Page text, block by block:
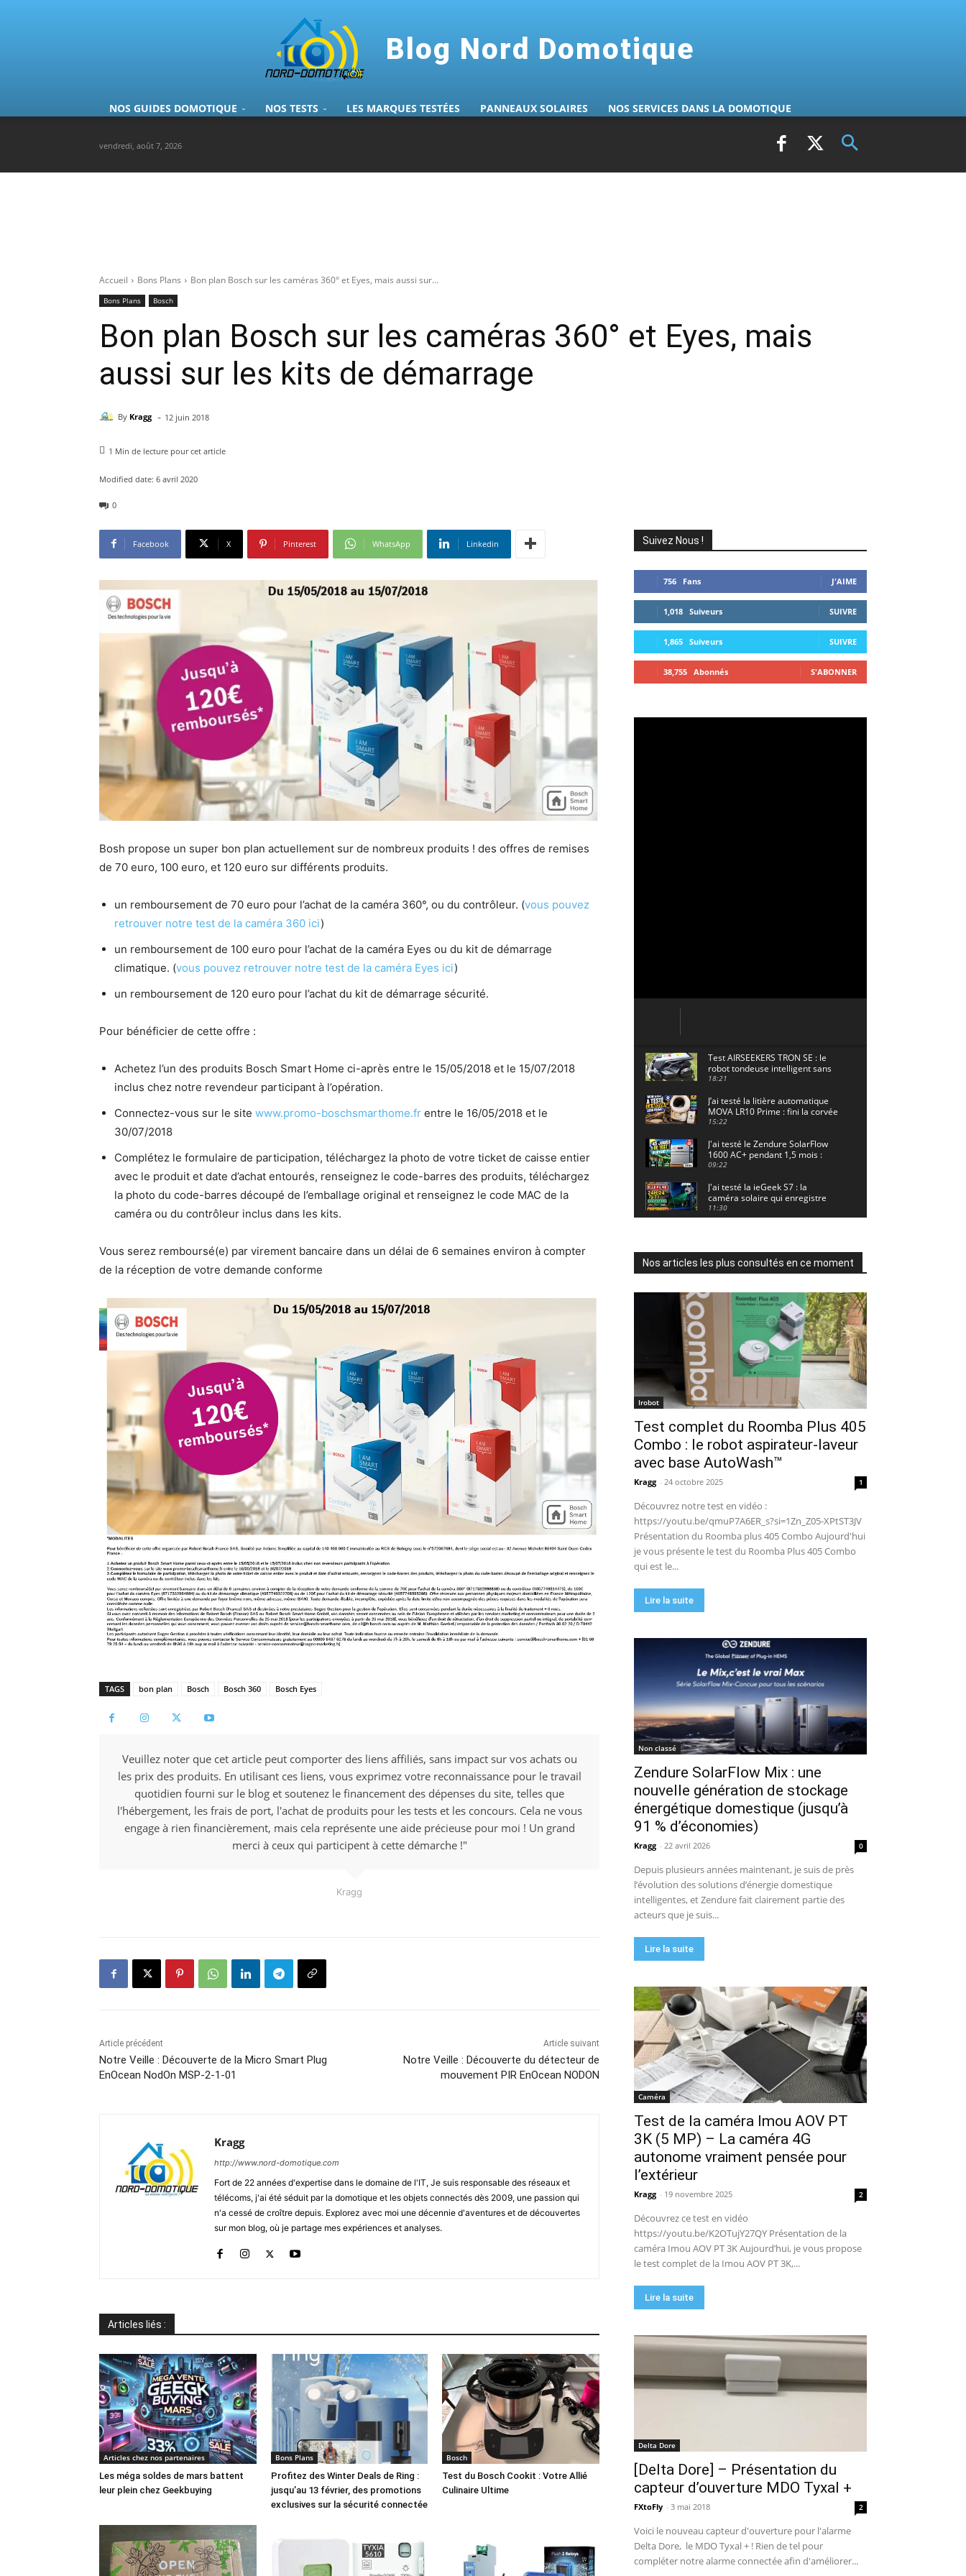
Blog Nord Domotique
NOS GUIDES DOMOTIQUE NOS TESTS LES MARQUES TESTÉES PANNEAUX SOLAIRES NOS SERVICES DANS LA DOMOTIQUE
vendredi, août 7, 2026
Accueil Bons Plans Bon plan Bosch sur les caméras 360° et Eyes, mais aussi sur...
Bons Plans Bosch
Bon plan Bosch sur les caméras 360° et Eyes, mais
aussi sur les kits de démarrage
By Kragg - 12 juin 2018
1 Min de lecture pour cet article
Modified date: 6 avril 2020
0
Facebook X Pinterest WhatsApp Linkedin
Bosh propose un super bon plan actuellement sur de nombreux produits ! des offres de remises
de 70 euro, 100 euro, et 120 euro sur différents produits.
un remboursement de 70 euro pour l’achat de la caméra 360°, ou du contrôleur. (vous pouvez
retrouver notre test de la caméra 360 ici)
un remboursement de 100 euro pour l’achat de la caméra Eyes ou du kit de démarrage
climatique. (vous pouvez retrouver notre test de la caméra Eyes ici)
un remboursement de 120 euro pour l’achat du kit de démarrage sécurité.
Pour bénéficier de cette offre :
Achetez l’un des produits Bosch Smart Home ci-après entre le 15/05/2018 et le 15/07/2018
inclus chez notre revendeur participant à l’opération.
Connectez-vous sur le site www.promo-boschsmarthome.fr entre le 16/05/2018 et le
30/07/2018
Complétez le formulaire de participation, téléchargez la photo de votre ticket de caisse entier
avec le produit et date d’achat entourés, renseignez le code-barres des produits, téléchargez
la photo du code-barres découpé de l’emballage original et renseignez le code MAC de la
caméra ou du contrôleur inclus dans les kits.
Vous serez remboursé(e) par virement bancaire dans un délai de 6 semaines environ à compter
de la réception de votre demande conforme
TAGS bon plan Bosch Bosch 360 Bosch Eyes
Veuillez noter que cet article peut comporter des liens affiliés, sans impact sur vos achats ou
les prix des produits. En utilisant ces liens, vous exprimez votre reconnaissance pour le travail
quotidien fourni sur le blog et soutenez le financement des dépenses du site, telles que
l'hébergement, les frais de port, l'achat de produits pour les tests et les concours. Cela ne vous
engage à rien financièrement, mais cela représente une aide précieuse pour moi ! Un grand
merci à ceux qui participent à cette démarche !"
Kragg
Article précédent
Notre Veille : Découverte de la Micro Smart Plug
EnOcean NodOn MSP-2-1-01
Article suivant
Notre Veille : Découverte du détecteur de
mouvement PIR EnOcean NODON
Kragg
http://www.nord-domotique.com
Fort de 22 années d'expertise dans le domaine de l'IT, Je suis responsable des réseaux et
télécoms, j'ai été séduit par la domotique et les objets connectés dès 2009, une passion qui
n'a cessé de croître depuis. Explorez avec moi une décennie d'aventures et de découvertes
sur mon blog, où je partage mes expériences et analyses.
Articles liés :
Articles chez nos partenaires
Les méga soldes de mars battent
leur plein chez Geekbuying
Bons Plans
Profitez des Winter Deals de Ring :
jusqu’au 13 février, des promotions
exclusives sur la sécurité connectée
Bosch
Test du Bosch Cookit : Votre Allié
Culinaire Ultime
Suivez Nous !
756 Fans J'AIME
1,018 Suiveurs SUIVRE
1,865 Suiveurs SUIVRE
38,755 Abonnés S'ABONNER
Test AIRSEEKERS TRON SE : le
robot tondeuse intelligent sans
câble pour 1500 m² !
18:21
J’ai testé la litière automatique
MOVA LR10 Prime : fini la corvée
? 🐱
15:22
J'ai testé le Zendure SolarFlow
1600 AC+ pendant 1,5 mois :
voici les résultats ! ☀️🔋
09:22
J'ai testé la ieGeek S7 : la
caméra solaire qui enregistre
24/7 grâce à l'AOV ! ☀️📹
11:30
18/07/2026
02:33
Guirlande Guinguette Solaire
puissance en extérieur ? Test
complet
04:38
Aiper Scuba V3 : le meilleur
robot de piscine sans fil ? Mon
test complet !
UGREEN NASync DXP4800 Pro :
le NAS qui va faire trembler
Synology et QNAP ?! (Test
🏆 Sunseeker S4 : le robot
cartographie votre jardin tout
seul.
09:48
DJI Power 1000 Mini : j'ai testé
cette station d'énergie
compacte… elle m'a bluffé !
11:56
Nos articles les plus consultés en ce moment
Irobot
Test complet du Roomba Plus 405
Combo : le robot aspirateur-laveur
avec base AutoWash™
Kragg - 24 octobre 2025 1
Découvrez notre test en vidéo :
https://youtu.be/qmuP7A6ER_s?si=1Zn_Z05-XPtST3JV
Présentation du Roomba plus 405 Combo Aujourd'hui
je vous présente le test du Roomba Plus 405 Combo
qui est le...
Lire la suite
Non classé
Zendure SolarFlow Mix : une
nouvelle génération de stockage
énergétique domestique (jusqu’à
91 % d’économies)
Kragg - 22 avril 2026 0
Depuis plusieurs années maintenant, je suis de près
l’évolution des solutions d’énergie domestique
intelligentes, et Zendure fait clairement partie des
acteurs que je suis...
Lire la suite
Caméra
Test de la caméra Imou AOV PT
3K (5 MP) – La caméra 4G
autonome vraiment pensée pour
l’extérieur
Kragg - 19 novembre 2025 2
Découvrez ce test en vidéo
https://youtu.be/K2OTujY27QY Présentation de la
caméra Imou AOV PT 3K Aujourd’hui, je vous propose
le test complet de la Imou AOV PT 3K,...
Lire la suite
Delta Dore
[Delta Dore] – Présentation du
capteur d’ouverture MDO Tyxal +
FXtoFly - 3 mai 2018 2
Voici le nouveau capteur d'ouverture pour l'alarme
Delta Dore, le MDO Tyxal + ! Rien de tel pour
compléter notre alarme connectée afin d'améliorer...